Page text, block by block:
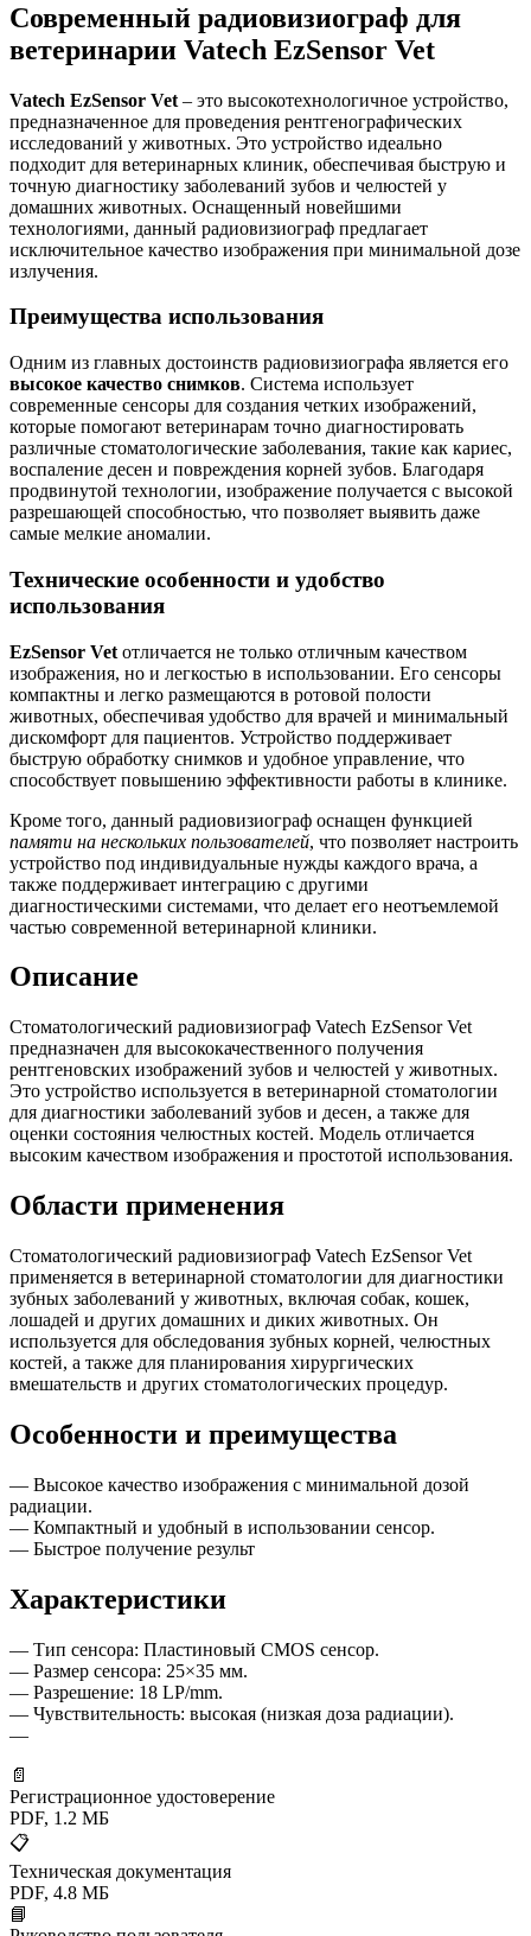
Современный радиовизиограф для
ветеринарии Vatech EzSensor Vet
Vatech EzSensor Vet – это высокотехнологичное устройство,
предназначенное для проведения рентгенографических
исследований у животных. Это устройство идеально
подходит для ветеринарных клиник, обеспечивая быструю и
точную диагностику заболеваний зубов и челюстей у
домашних животных. Оснащенный новейшими
технологиями, данный радиовизиограф предлагает
исключительное качество изображения при минимальной дозе
излучения.
Преимущества использования
Одним из главных достоинств радиовизиографа является его
высокое качество снимков. Система использует
современные сенсоры для создания четких изображений,
которые помогают ветеринарам точно диагностировать
различные стоматологические заболевания, такие как кариес,
воспаление десен и повреждения корней зубов. Благодаря
продвинутой технологии, изображение получается с высокой
разрешающей способностью, что позволяет выявить даже
самые мелкие аномалии.
Технические особенности и удобство
использования
EzSensor Vet отличается не только отличным качеством
изображения, но и легкостью в использовании. Его сенсоры
компактны и легко размещаются в ротовой полости
животных, обеспечивая удобство для врачей и минимальный
дискомфорт для пациентов. Устройство поддерживает
быструю обработку снимков и удобное управление, что
способствует повышению эффективности работы в клинике.
Кроме того, данный радиовизиограф оснащен функцией
памяти на нескольких пользователей, что позволяет настроить
устройство под индивидуальные нужды каждого врача, а
также поддерживает интеграцию с другими
диагностическими системами, что делает его неотъемлемой
частью современной ветеринарной клиники.
Описание
Стоматологический радиовизиограф Vatech EzSensor Vet
предназначен для высококачественного получения
рентгеновских изображений зубов и челюстей у животных.
Это устройство используется в ветеринарной стоматологии
для диагностики заболеваний зубов и десен, а также для
оценки состояния челюстных костей. Модель отличается
высоким качеством изображения и простотой использования.
Области применения
Стоматологический радиовизиограф Vatech EzSensor Vet
применяется в ветеринарной стоматологии для диагностики
зубных заболеваний у животных, включая собак, кошек,
лошадей и других домашних и диких животных. Он
используется для обследования зубных корней, челюстных
костей, а также для планирования хирургических
вмешательств и других стоматологических процедур.
Особенности и преимущества
— Высокое качество изображения с минимальной дозой
радиации.
— Компактный и удобный в использовании сенсор.
— Быстрое получение результ
Характеристики
— Тип сенсора: Пластиновый CMOS сенсор.
— Размер сенсора: 25×35 мм.
— Разрешение: 18 LP/mm.
— Чувствительность: высокая (низкая доза радиации).
—
📄
Регистрационное удостоверение
PDF, 1.2 МБ
📋
Техническая документация
PDF, 4.8 МБ
📘